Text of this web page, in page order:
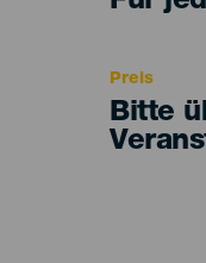
Preis
Bitte